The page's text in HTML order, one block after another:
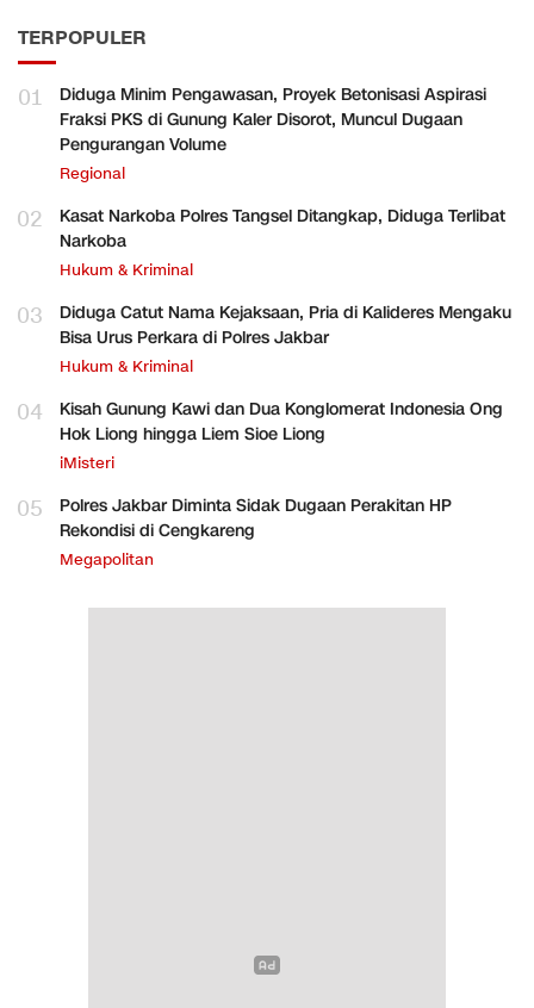
TERPOPULER
01
Diduga Minim Pengawasan, Proyek Betonisasi Aspirasi
Fraksi PKS di Gunung Kaler Disorot, Muncul Dugaan
Pengurangan Volume
Regional
02
Kasat Narkoba Polres Tangsel Ditangkap, Diduga Terlibat
Narkoba
Hukum & Kriminal
03
Diduga Catut Nama Kejaksaan, Pria di Kalideres Mengaku
Bisa Urus Perkara di Polres Jakbar
Hukum & Kriminal
04
Kisah Gunung Kawi dan Dua Konglomerat Indonesia Ong
Hok Liong hingga Liem Sioe Liong
iMisteri
05
Polres Jakbar Diminta Sidak Dugaan Perakitan HP
Rekondisi di Cengkareng
Megapolitan